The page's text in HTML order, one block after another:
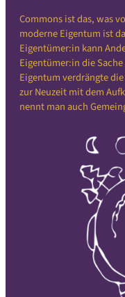
Commons ist das, was
moderne Eigentum ist
Eigentümer:in kann
Eigentümer:in die
Eigentum verdrängte
zur Neuzeit mit dem
nennt man auch